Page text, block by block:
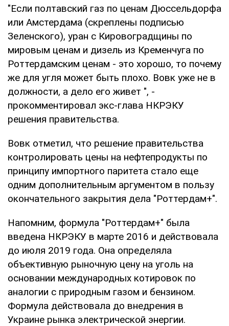
"Если полтавский газ по ценам Дюссельдорфа
или Амстердама (скреплены подписью
Зеленского), уран с Кировоградщины по
мировым ценам и дизель из Кременчуга по
Роттердамским ценам - это хорошо, то почему
же для угля может быть плохо. Вовк уже не в
должности, а дело его живет ", -
прокомментировал экс-глава НКРЭКУ
решения правительства.
Вовк отметил, что решение правительства
контролировать цены на нефтепродукты по
принципу импортного паритета стало еще
одним дополнительным аргументом в пользу
окончательного закрытия дела "Роттердам+".
Напомним, формула "Роттердам+" была
введена НКРЭКУ в марте 2016 и действовала
до июля 2019 года. Она определяла
объективную рыночную цену на уголь на
основании международных котировок по
аналогии с природным газом и бензином.
Формула действовала до внедрения в
Украине рынка электрической энергии.